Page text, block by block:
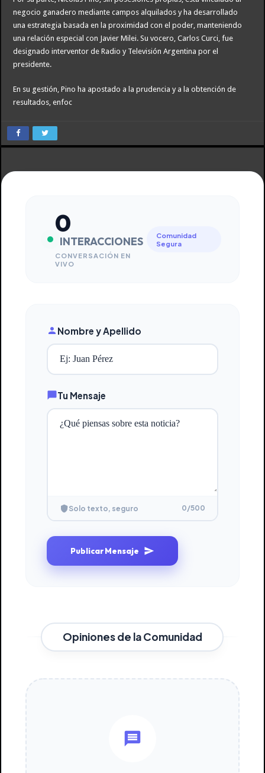
negocio ganadero mediante campos alquilados y ha desarrollado
una estrategia basada en la proximidad con el poder, manteniendo
una relación especial con Javier Milei. Su vocero, Carlos Curci, fue
designado interventor de Radio y Televisión Argentina por el
presidente.
En su gestión, Pino ha apostado a la prudencia y a la obtención de
resultados, enfoc
0
INTERACCIONES
CONVERSACIÓN EN
VIVO
Comunidad
Segura
Nombre y Apellido
Tu Mensaje
Solo texto, seguro 0/500
Publicar Mensaje
Opiniones de la Comunidad